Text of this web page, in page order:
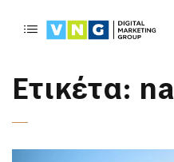
Ετικέτα: